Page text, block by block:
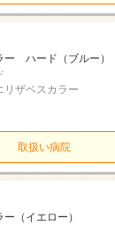
ー ハード（ブルー）
リザベスカラー
取扱い病院
ー（イエロー）